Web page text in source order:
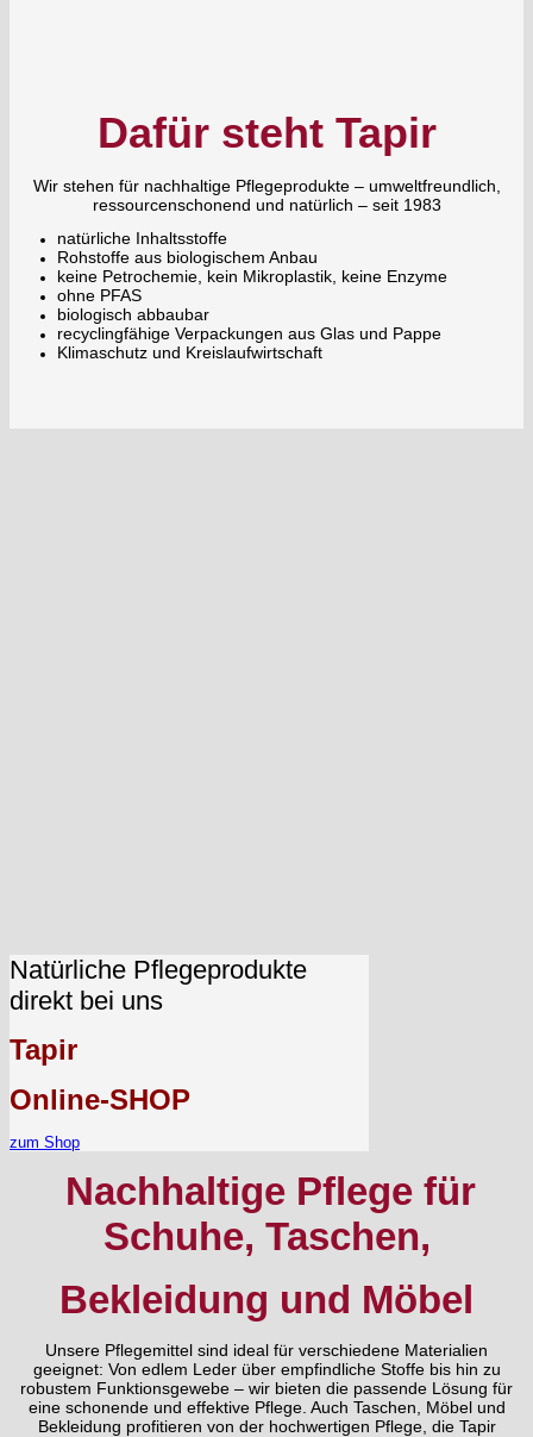
Dafür steht Tapir
Wir stehen für nachhaltige Pflegeprodukte – umweltfreundlich,
ressourcenschonend und natürlich – seit 1983
natürliche Inhaltsstoffe
Rohstoffe aus biologischem Anbau
keine Petrochemie, kein Mikroplastik, keine Enzyme
ohne PFAS
biologisch abbaubar
recyclingfähige Verpackungen aus Glas und Pappe
Klimaschutz und Kreislaufwirtschaft
Natürliche Pflegeprodukte
direkt bei uns
Tapir
Online-SHOP
zum Shop
Nachhaltige Pflege für
Schuhe, Taschen,
Bekleidung und Möbel
Unsere Pflegemittel sind ideal für verschiedene Materialien
geeignet: Von edlem Leder über empfindliche Stoffe bis hin zu
robustem Funktionsgewebe – wir bieten die passende Lösung für
eine schonende und effektive Pflege. Auch Taschen, Möbel und
Bekleidung profitieren von der hochwertigen Pflege, die Tapir